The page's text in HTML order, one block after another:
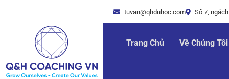
tuvan@qhduhoc.com Số 7,
Trang Chủ Về Chúng Tôi